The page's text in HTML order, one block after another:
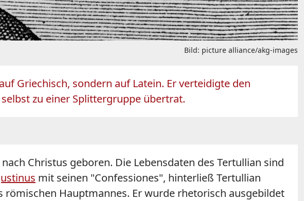
Bild: picture alliance/akg-images
Griechisch, sondern auf Latein. Er verteidigte den
zu einer Splittergruppe übertrat.
Christus geboren. Die Lebensdaten des Tertullian sind
mit seinen "Confessiones", hinterließ Tertullian
Hauptmannes. Er wurde rhetorisch ausgebildet